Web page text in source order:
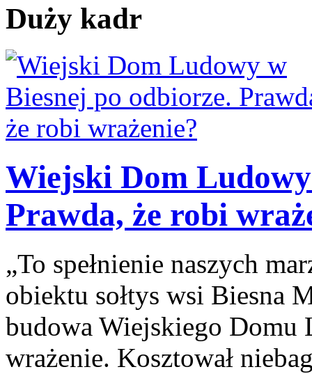
Duży kadr
Wiejski Dom
Prawda, że robi
„To spełnienie naszych
obiektu sołtys wsi Biesna
budowa Wiejskiego Domu
wrażenie. Kosztował